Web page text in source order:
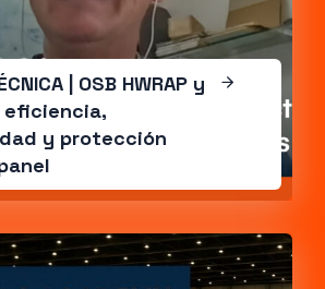
| OSB HWRAP y
eficiencia,
y protección